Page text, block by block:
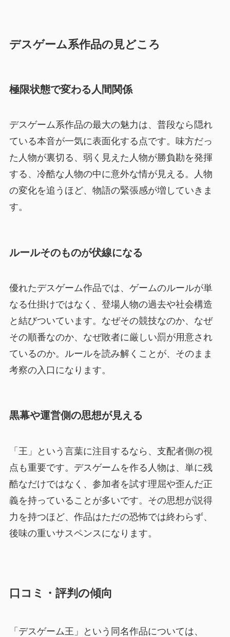
デスゲーム系作品の見どころ
極限状態で変わる人間関係
デスゲーム系作品の最大の魅力は、普段なら隠れ
ている本音が一気に表面化する点です。味方だっ
た人物が裏切る、弱く見えた人物が勝負勘を発揮
する、冷酷な人物の中に意外な情が見える。人物
の変化を追うほど、物語の緊張感が増していきま
す。
ルールそのものが伏線になる
優れたデスゲーム作品では、ゲームのルールが単
なる仕掛けではなく、登場人物の過去や社会構造
と結びついています。なぜその競技なのか、なぜ
その順番なのか、なぜ敗者に厳しい罰が用意され
ているのか。ルールを読み解くことが、そのまま
考察の入口になります。
黒幕や運営側の思想が見える
「王」という言葉に注目するなら、支配者側の視
点も重要です。デスゲームを作る人物は、単に残
酷なだけではなく、参加者を試す理屈や歪んだ正
義を持っていることが多いです。その思想が説得
力を持つほど、作品はただの恐怖では終わらず、
後味の重いサスペンスになります。
口コミ・評判の傾向
「デスゲーム王」という同名作品については、